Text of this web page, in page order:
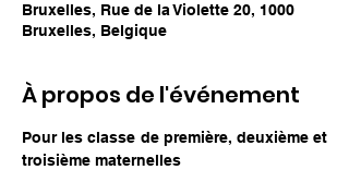
Bruxelles, Rue de la Violette 20, 1000
Bruxelles, Belgique
À propos de l'événement
Pour les classe de première, deuxième et
troisième maternelles